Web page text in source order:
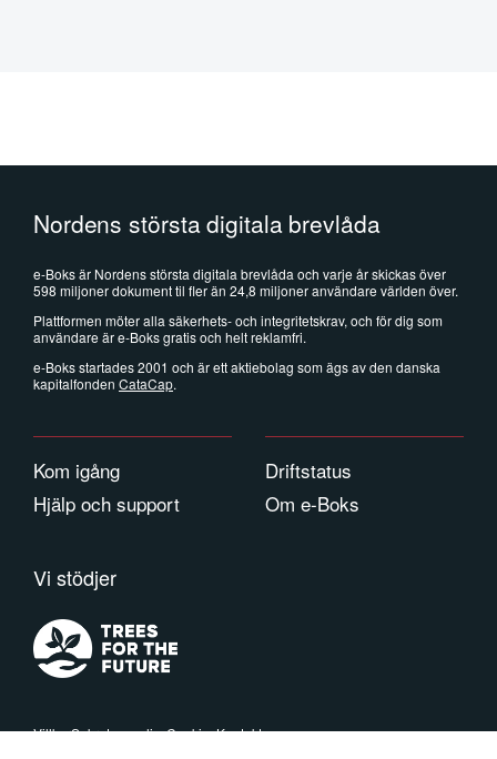
Nordens största digitala brevlåda
e-Boks är Nordens största digitala brevlåda och varje år skickas över
598 miljoner dokument til fler än 24,8 miljoner användare världen över.
Plattformen möter alla säkerhets- och integritetskrav, och för dig som
användare är e-Boks gratis och helt reklamfri.
e-Boks startades 2001 och är ett aktiebolag som ägs av den danska
kapitalfonden CataCap.
Kom igång
Hjälp och support
Driftstatus
Om e-Boks
VillkorSekretesspolicyCookiesKontakt
Vi stödjer